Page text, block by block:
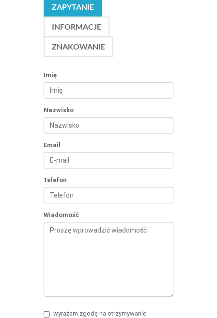
ZAPYTANIE
INFORMACJE
ZNAKOWANIE
Imię
Nazwisko
Email
Telefon
Wiadomość
wyrażam zgodę na otrzymywanie